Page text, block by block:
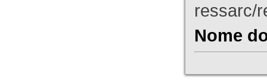
ressarc/
Nome